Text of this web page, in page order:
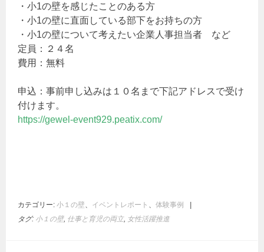
・小1の壁を感じたことのある方
・小1の壁に直面している部下をお持ちの方
・小1の壁について考えたい企業人事担当者 など
定員：２４名
費用：無料
申込：事前申し込みは１０名まで下記アドレスで受け
付けます。
https://gewel-event929.peatix.com/
カテゴリー:小１の壁、 イベントレポート 、体験事例
タグ: 小１の壁, 仕事と育児の両立, 女性活躍推進